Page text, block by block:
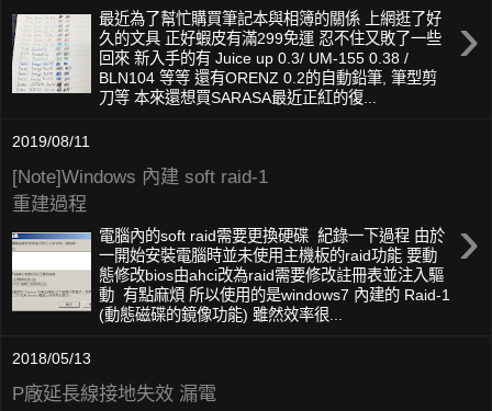
›
最近為了幫忙購買筆記本與相簿的關係 上網逛了好
久的文具 正好蝦皮有滿299免運 忍不住又敗了一些
回來 新入手的有 Juice up 0.3/ UM-155 0.38 /
BLN104 等等 還有ORENZ 0.2的自動鉛筆, 筆型剪
刀等 本來還想買SARASA最近正紅的復...
2019/08/11
[Note]Windows 內建 soft raid-1
重建過程
›
電腦內的soft raid需要更換硬碟 紀錄一下過程 由於
一開始安裝電腦時並未使用主機板的raid功能 要動
態修改bios由ahci改為raid需要修改註冊表並注入驅
動 有點麻煩 所以使用的是windows7 內建的 Raid-1
(動態磁碟的鏡像功能) 雖然效率很...
2018/05/13
P廠延長線接地失效 漏電